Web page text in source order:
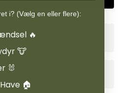
Til store og gigantiske racer
allerede fra 3 måneders
i? (Vælg en eller flere):
🔥
🐮
🐰
🏠